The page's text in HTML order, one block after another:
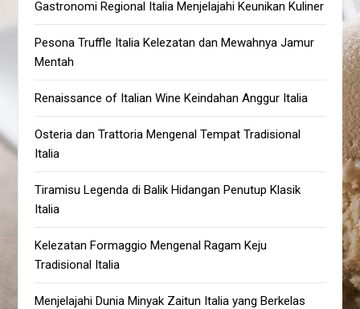
Gastronomi Regional Italia Menjelajahi Keunikan Kuliner
Pesona Truffle Italia Kelezatan dan Mewahnya Jamur
Mentah
Renaissance of Italian Wine Keindahan Anggur Italia
Osteria dan Trattoria Mengenal Tempat Tradisional
Italia
Tiramisu Legenda di Balik Hidangan Penutup Klasik
Italia
Kelezatan Formaggio Mengenal Ragam Keju
Tradisional Italia
Menjelajahi Dunia Minyak Zaitun Italia yang Berkelas